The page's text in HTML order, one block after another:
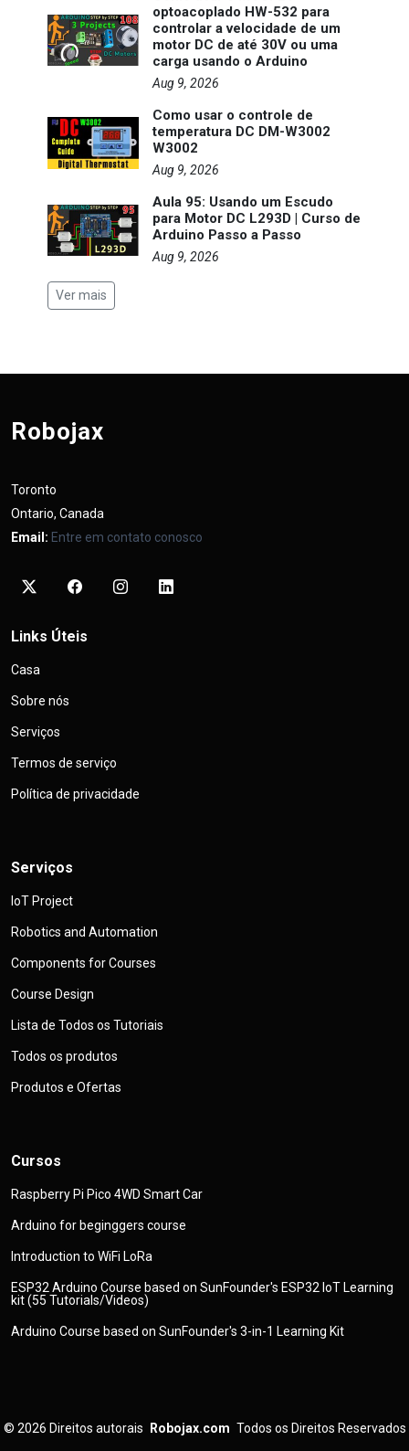
optoacoplado HW-532 para
controlar a velocidade de um
motor DC de até 30V ou uma
carga usando o Arduino
Aug 9, 2026
Como usar o controle de
temperatura DC DM-W3002
W3002
Aug 9, 2026
Aula 95: Usando um Escudo
para Motor DC L293D | Curso de
Arduino Passo a Passo
Aug 9, 2026
Ver mais
Robojax
Toronto
Ontario, Canada
Email: Entre em contato conosco
Links Úteis
Casa
Sobre nós
Serviços
Termos de serviço
Política de privacidade
Serviços
IoT Project
Robotics and Automation
Components for Courses
Course Design
Lista de Todos os Tutoriais
Todos os produtos
Produtos e Ofertas
Cursos
Raspberry Pi Pico 4WD Smart Car
Arduino for beginggers course
Introduction to WiFi LoRa
ESP32 Arduino Course based on SunFounder's ESP32 IoT Learning
kit (55 Tutorials/Videos)
Arduino Course based on SunFounder's 3-in-1 Learning Kit
© 2026 Direitos autorais Robojax.com Todos os Direitos Reservados